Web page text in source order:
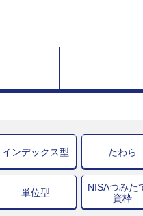
インデックス型 たわら
単位型
NISAつみた
資枠